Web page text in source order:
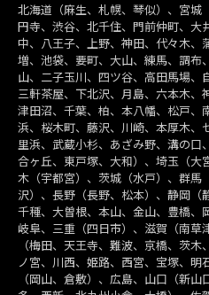
北海道（麻生、札幌、琴似）、宮城
円寺、渋谷、北千住、門前仲町、大
中、八王子、上野、神田、代々木、
増、池袋、要町、大山、練馬、調布
山、二子玉川、四ツ谷、高田馬場、
三軒茶屋、下北沢、月島、六本木、
津田沼、千葉、柏、本八幡、松戸、
浜、桜木町、藤沢、川崎、本厚木、
里浜、武蔵小杉、あざみ野、溝の口
合ヶ丘、東戸塚、大和）、埼玉（大
木（宇都宮）、茨城（水戸）、群馬
沢）、長野（長野、松本）、静岡（
千種、大曽根、本山、金山、豊橋、
岐阜、三重（四日市）、滋賀（南草
（梅田、天王寺、難波、京橋、茨
ノ宮、川西、姫路、西宮、宝塚、
（岡山、倉敷）、広島、山口（新